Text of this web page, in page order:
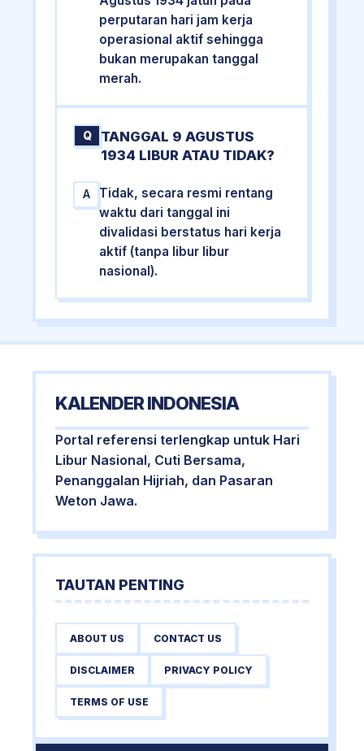
perputaran hari jam kerja
operasional aktif sehingga
bukan merupakan tanggal
merah.
Q
TANGGAL 9 AGUSTUS
1934 LIBUR ATAU TIDAK?
A
Tidak, secara resmi rentang
waktu dari tanggal ini
divalidasi berstatus hari kerja
aktif (tanpa libur libur
nasional).
KALENDER INDONESIA
Portal referensi terlengkap untuk Hari
Libur Nasional, Cuti Bersama,
Penanggalan Hijriah, dan Pasaran
Weton Jawa.
TAUTAN PENTING
ABOUT US CONTACT US
DISCLAIMER PRIVACY POLICY
TERMS OF USE